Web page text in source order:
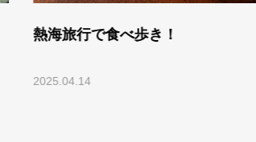
久しぶりの沖縄旅行☆フクギ
2026.07.06